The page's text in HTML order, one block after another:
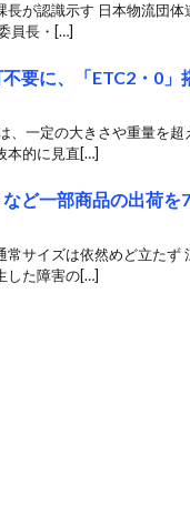
が認識示す 日本物流団
員長・[…]
要に、「ETC2・0」
、一定の大きさや重量を
本的に見直[…]
ど一部商品の出荷を
サイズは依然めど立た
した障害の[…]